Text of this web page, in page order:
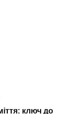
ключ до